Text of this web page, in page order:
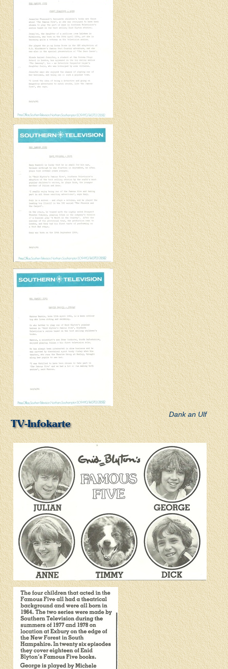
Dank an Ulf
TV-Infokarte